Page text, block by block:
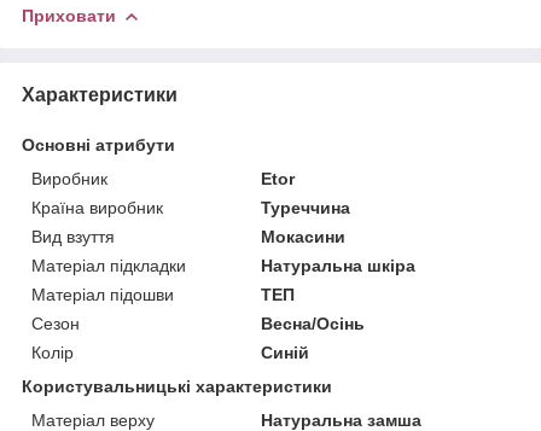
Приховати
Характеристики
Основні атрибути
Виробник
Etor
Країна виробник
Туреччина
Вид взуття
Мокасини
Матеріал підкладки
Натуральна шкіра
Матеріал підошви
ТЕП
Сезон
Весна/Осінь
Колір
Синій
Користувальницькі характеристики
Матеріал верху
Натуральна замша